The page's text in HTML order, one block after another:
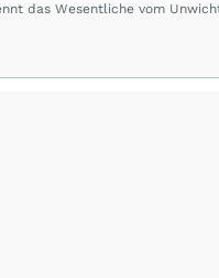
das Wesentliche vom